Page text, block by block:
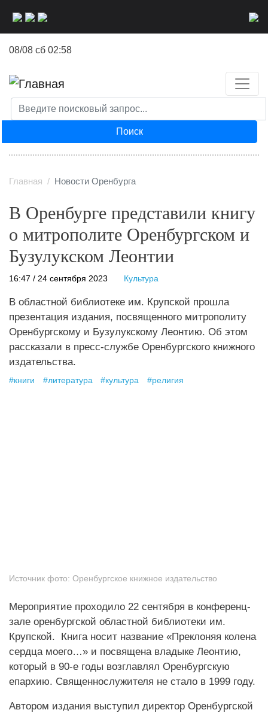
08/08 сб 02:58
Поиск
Главная Новости Оренбурга
В Оренбурге представили книгу
о митрополите Оренбургском и
Бузулукском Леонтии
16:47 / 24 сентября 2023 Культура
В областной библиотеке им. Крупской прошла
презентация издания, посвященного митрополиту
Оренбургскому и Бузулукскому Леонтию. Об этом
рассказали в пресс-службе Оренбургского книжного
издательства.
#книги #литература #культура #религия
Источник фото: Оренбургское книжное издательство
Мероприятие проходило 22 сентября в конференц-
зале оренбургской областной библиотеки им.
Крупской. Книга носит название «Преклоняя колена
сердца моего…» и посвящена владыке Леонтию,
который в 90-е годы возглавлял Оренбургскую
епархию. Священнослужителя не стало в 1999 году.
Автором издания выступил директор Оренбургской